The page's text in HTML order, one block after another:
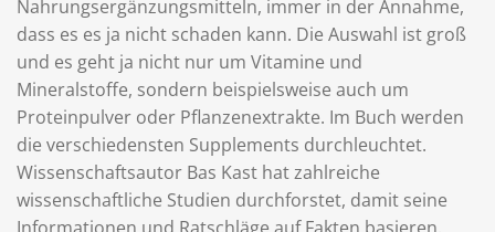
Nahrungsergänzungsmitteln, immer in der Annahme,
dass es es ja nicht schaden kann. Die Auswahl ist groß
und es geht ja nicht nur um Vitamine und
Mineralstoffe, sondern beispielsweise auch um
Proteinpulver oder Pflanzenextrakte. Im Buch werden
die verschiedensten Supplements durchleuchtet.
Wissenschaftsautor Bas Kast hat zahlreiche
wissenschaftliche Studien durchforstet, damit seine